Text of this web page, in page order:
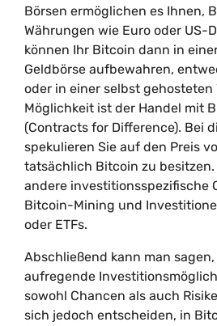
Börsen ermöglichen es Ihnen,
Währungen wie Euro oder US-
können Ihr Bitcoin dann in
Geldbörse aufbewahren,
oder in einer selbst gehosteten
Möglichkeit ist der Handel mit
(Contracts for Difference). Bei
spekulieren Sie auf den Preis
tatsächlich Bitcoin zu
andere investitionsspezifische
Bitcoin-Mining und
oder ETFs.
Abschließend kann man
aufregende
sowohl Chancen als auch
sich jedoch entscheiden, in